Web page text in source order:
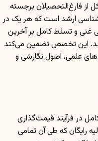
فارغ‌التحصیلان برجسته
ارشد است که هر یک در
و تسلط کامل بر آخرین
این تخصص تضمین می‌کند
علمی، اصول نگارشی و
در فرآیند قیمت‌گذاری
رایگان که طی آن تمامی